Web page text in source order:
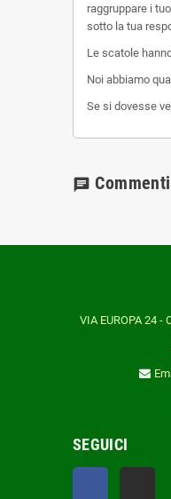
raggruppare i
sotto la tua
Le scatole
Noi abbiamo
Se si dovesse
chat Commenti
VIA EUROPA 24 -
SEGUICI